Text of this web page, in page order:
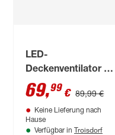
LED-
Deckenventilator mit
Beleuchtung
dimmbar 5000 lm
tageslichtweiß,
Farbwechsler Ø 47 x
69,99 € 89,99 €
Keine Lieferung nach
Hause
Verfügbar in Troisdorf